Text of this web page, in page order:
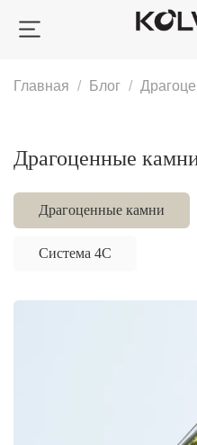
Главная Блог
Драгоценные
Драгоценные камни
Система 4C